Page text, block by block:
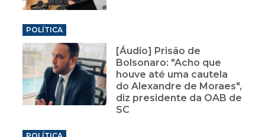
POLÍTICA
[Áudio] Prisão de
Bolsonaro: "Acho que
houve até uma cautela
do Alexandre de Moraes",
diz presidente da OAB de
SC